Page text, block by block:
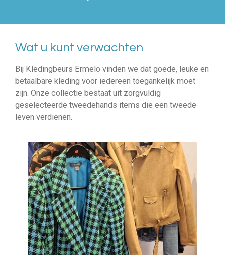
Wat u kunt verwachten
Bij Kledingbeurs Ermelo vinden we dat goede, leuke en
betaalbare kleding voor iedereen toegankelijk moet
zijn. Onze collectie bestaat uit zorgvuldig
geselecteerde tweedehands items die een tweede
leven verdienen.